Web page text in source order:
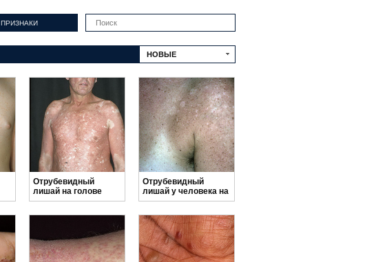
ПРИЗНАКИ
НОВЫЕ
Отрубевидный
лишай на голове
Отрубевидный
лишай у человека на
теле